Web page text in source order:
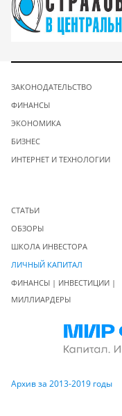
ЗАКОНОДАТЕЛЬСТВО
ФИНАНСЫ
ЭКОНОМИКА
БИЗНЕС
ИНТЕРНЕТ И ТЕХНОЛОГИИ
СТАТЬИ
ОБЗОРЫ
ШКОЛА ИНВЕСТОРА
ЛИЧНЫЙ КАПИТАЛ
ФИНАНСЫ | ИНВЕСТИЦИИ |
МИЛЛИАРДЕРЫ
Архив за 2013-2019 годы